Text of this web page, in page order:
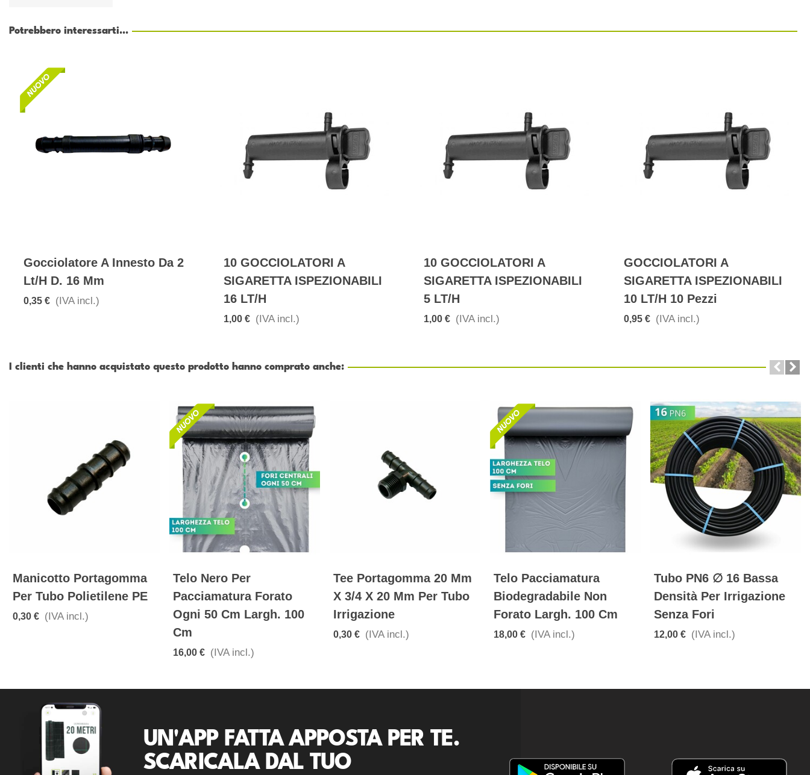
Potrebbero interessarti...
Gocciolatore A Innesto Da 2
Lt/h D. 16 Mm
0,35 € (IVA incl.)
10 GOCCIOLATORI A
SIGARETTA ISPEZIONABILI
16 LT/h
1,00 € (IVA incl.)
10 GOCCIOLATORI A
SIGARETTA ISPEZIONABILI
5 LT/h
1,00 € (IVA incl.)
GOCCIOLATORI A
SIGARETTA ISPEZIONABILI
10 LT/h 10 Pezzi
0,95 € (IVA incl.)
I clienti che hanno acquistato questo prodotto hanno comprato anche:
Manicotto Portagomma
Per Tubo Polietilene PE
0,30 € (IVA incl.)
Telo Nero Per
Pacciamatura Forato
Ogni 50 Cm Largh. 100
Cm
16,00 € (IVA incl.)
Tee Portagomma 20 Mm
X 3/4 X 20 Mm Per Tubo
Irrigazione
0,30 € (IVA incl.)
Telo Pacciamatura
Biodegradabile Non
Forato Largh. 100 Cm
18,00 € (IVA incl.)
Tubo PN6 ∅ 16 Bassa
Densità Per Irrigazione
Senza Fori
12,00 € (IVA incl.)
UN'APP FATTA APPOSTA PER TE.
SCARICALA DAL TUO